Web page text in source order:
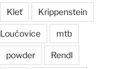
Kleť Krippenstein
Loučovice mtb
powder Rendl